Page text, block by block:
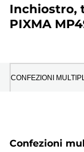
Inchiostro,
PIXMA
CONFEZIONI
Confezioni